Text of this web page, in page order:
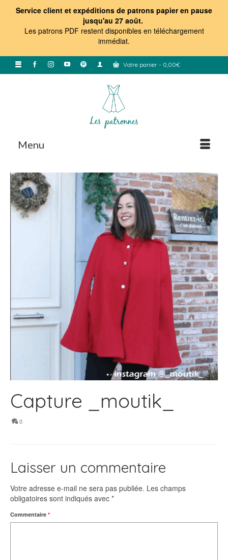
Service client et expéditions de patrons papier en pause
jusqu'au 27 août.
Les patrons PDF restent disponibles en téléchargement
immédiat.
Votre panier - 0,00€
Menu
Capture _moutik_
0
Laisser un commentaire
Votre adresse e-mail ne sera pas publiée. Les champs
obligatoires sont indiqués avec *
Commentaire *